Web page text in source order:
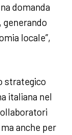
domanda
generando
locale”,
strategico
italiana nel
anche per